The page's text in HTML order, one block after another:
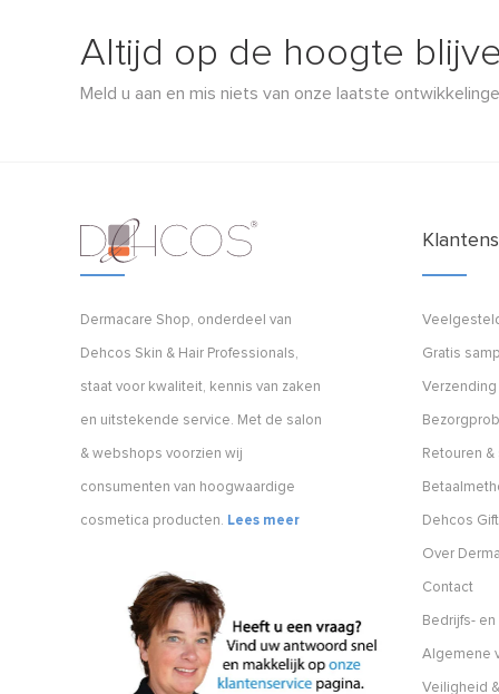
Altijd op de hoogte
Meld u aan en mis niets van onze laatste
Dermacare Shop, onderdeel van
Dehcos Skin & Hair Professionals,
staat voor kwaliteit, kennis van zaken
en uitstekende service. Met de salon
& webshops voorzien wij
consumenten van hoogwaardige
cosmetica producten. Lees meer
Gratis
Retouren &
Dehcos
Over
Contact
Bedrijfs-
Algemene
Veiligheid